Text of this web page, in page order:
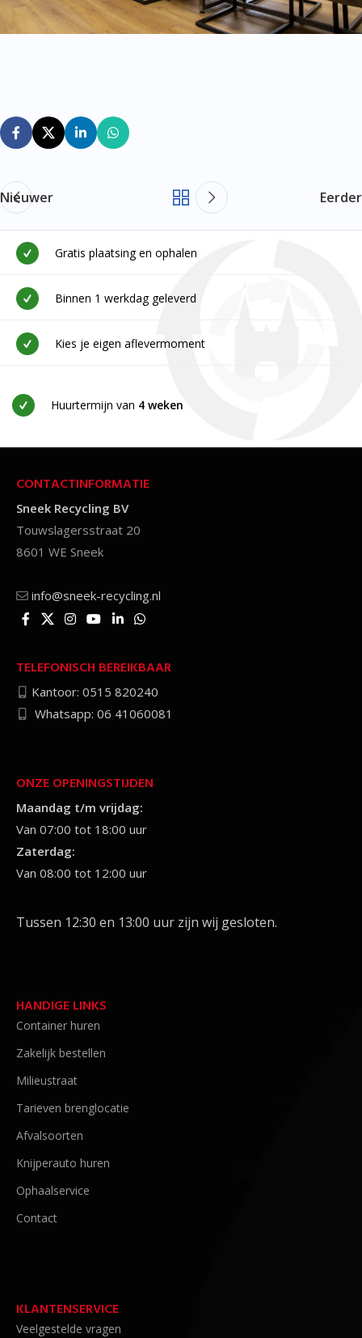
Nieuwer Eerder
Gratis plaatsing en ophalen
Binnen 1 werkdag geleverd
Kies je eigen aflevermoment
Huurtermijn van 4 weken
CONTACTINFORMATIE
Sneek Recycling BV
Touwslagersstraat 20
8601 WE Sneek
info@sneek-recycling.nl
TELEFONISCH BEREIKBAAR
Kantoor: 0515 820240
Whatsapp: 06 41060081
ONZE OPENINGSTIJDEN
Maandag t/m vrijdag:
Van 07:00 tot 18:00 uur
Zaterdag:
Van 08:00 tot 12:00 uur
Tussen 12:30 en 13:00 uur zijn wij gesloten.
HANDIGE LINKS
Container huren
Zakelijk bestellen
Milieustraat
Tarieven brenglocatie
Afvalsoorten
Knijperauto huren
Ophaalservice
Contact
KLANTENSERVICE
Veelgestelde vragen